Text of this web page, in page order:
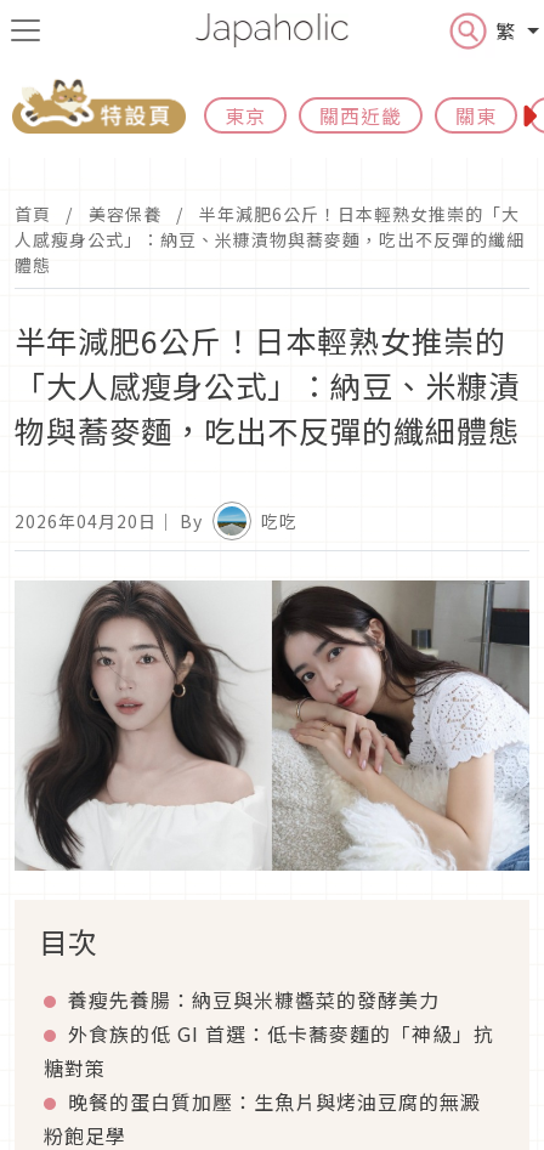
繁
東京 關西近畿 關東
首頁 美容保養
半年減肥6公斤！日本輕熟女推崇的「大
人感瘦身公式」：納豆、米糠漬物與蕎麥麵，吃出不反彈的纖細
體態
半年減肥6公斤！日本輕熟女推崇的
「大人感瘦身公式」：納豆、米糠漬
物與蕎麥麵，吃出不反彈的纖細體態
2026年04月20日 ｜ By 吃吃
目次
養瘦先養腸：納豆與米糠醬菜的發酵美力
外食族的低 GI 首選：低卡蕎麥麵的「神級」抗
糖對策
晚餐的蛋白質加壓：生魚片與烤油豆腐的無澱
粉飽足學